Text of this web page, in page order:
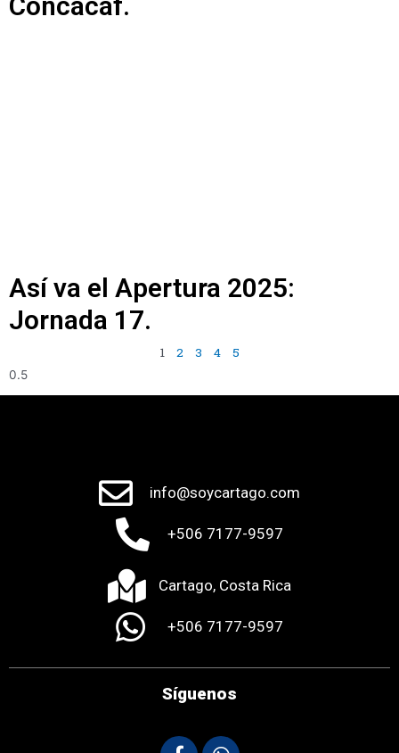
Así va el Apertura 2025:
Jornada 17.
1 2 3 4 5
info@soycartago.com
+506 7177-9597
Cartago, Costa Rica
+506 7177-9597
Síguenos